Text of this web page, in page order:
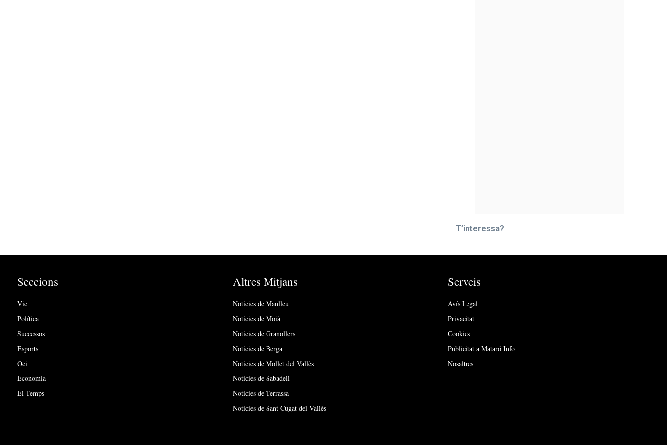
T’interessa?
Seccions
Vic
Política
Successos
Esports
Oci
Economia
El Temps
Altres Mitjans
Notícies de Manlleu
Notícies de Moià
Notícies de Granollers
Notícies de Berga
Notícies de Mollet del Vallès
Notícies de Sabadell
Notícies de Terrassa
Notícies de Sant Cugat del Vallès
Serveis
Avís Legal
Privacitat
Cookies
Publicitat a Mataró Info
Nosaltres